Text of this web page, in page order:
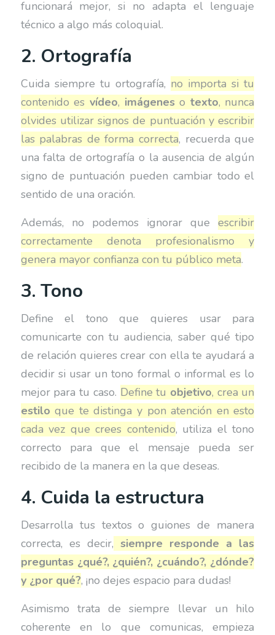
funcionará mejor, si no adapta el lenguaje
técnico a algo más coloquial.
2. Ortografía
Cuida siempre tu ortografía, no importa si tu
contenido es vídeo, imágeneso texto, nunca
olvides utilizar signos de puntuación y escribir
las palabras de forma correcta, recuerda que
una falta de ortografía o la ausencia de algún
signo de puntuación pueden cambiar todo el
sentido de una oración.
Además, no podemos ignorar queescribir
correctamente denota profesionalismo y
genera mayor confianza con tu público meta.
3. Tono
Define el tono que quieres usar para
comunicarte con tu audiencia, saber qué tipo
de relación quieres crear con ella te ayudará a
decidir si usar un tono formal o informal es lo
mejor para tu caso. Define tu objetivo, crea un
estiloque te distinga y pon atención en esto
cada vez que crees contenido, utiliza el tono
correcto para que el mensaje pueda ser
recibido de la manera en la que deseas.
4. Cuida la estructura
Desarrolla tus textos o guiones de manera
correcta, es decir, siempre responde a las
preguntas ¿qué?, ¿quién?, ¿cuándo?, ¿dónde?
y ¿por qué?, ¡no dejes espacio para dudas!
Asimismo trata de siempre llevar un hilo
coherente en lo que comunicas, empieza